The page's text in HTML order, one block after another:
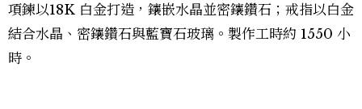
項鍊以18K 白金打造，鑲嵌水晶並密鑲鑽石；戒指以白金
結合水晶、密鑲鑽石與藍寶石玻璃。製作工時約 1550 小
時。